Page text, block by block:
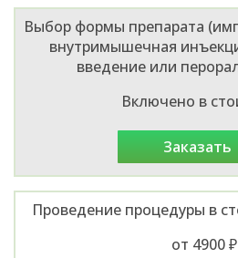
Выбор формы препарата
внутримышечная
введение или
Включено в
заказать
Проведение процедуры в
от 4900 ₽